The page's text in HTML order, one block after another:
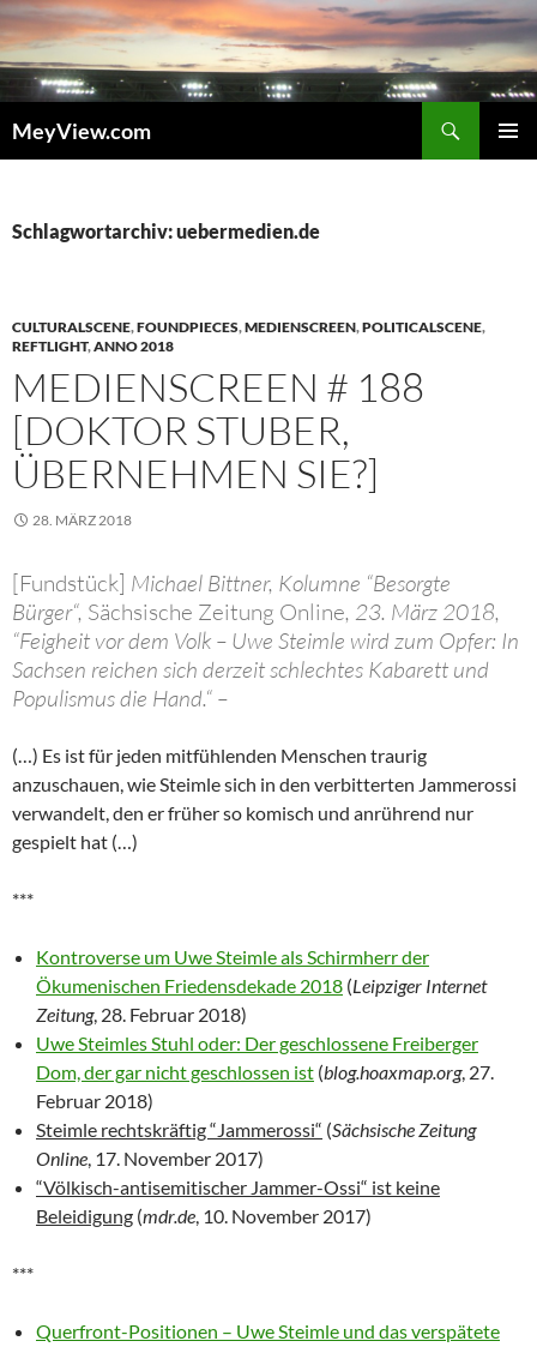
Zum
Inhalt
springen
MeyView.com
Schlagwortarchiv: uebermedien.de
CULTURALSCENE,FOUNDPIECES,MEDIENSCREEN,POLITICALSCENE,
REFTLIGHT,ANNO 2018
MEDIENSCREEN # 188
[DOKTOR STUBER,
ÜBERNEHMEN SIE?]
28. MÄRZ 2018
[Fundstück] Michael Bittner, Kolumne “Besorgte
Bürger“, Sächsische Zeitung Online, 23. März 2018,
“Feigheit vor dem Volk – Uwe Steimle wird zum Opfer: In
Sachsen reichen sich derzeit schlechtes Kabarett und
Populismus die Hand.“ –
(…) Es ist für jeden mitfühlenden Menschen traurig
anzuschauen, wie Steimle sich in den verbitterten Jammerossi
verwandelt, den er früher so komisch und anrührend nur
gespielt hat (…)
***
Kontroverse um Uwe Steimle als Schirmherr der
Ökumenischen Friedensdekade 2018 (Leipziger Internet
Zeitung, 28. Februar 2018)
Uwe Steimles Stuhl oder: Der geschlossene Freiberger
Dom, der gar nicht geschlossen ist (blog.hoaxmap.org, 27.
Februar 2018)
Steimle rechtskräftig “Jammerossi“ (Sächsische Zeitung
Online, 17. November 2017)
“Völkisch-antisemitischer Jammer-Ossi“ ist keine
Beleidigung (mdr.de, 10. November 2017)
***
Querfront-Positionen – Uwe Steimle und das verspätete